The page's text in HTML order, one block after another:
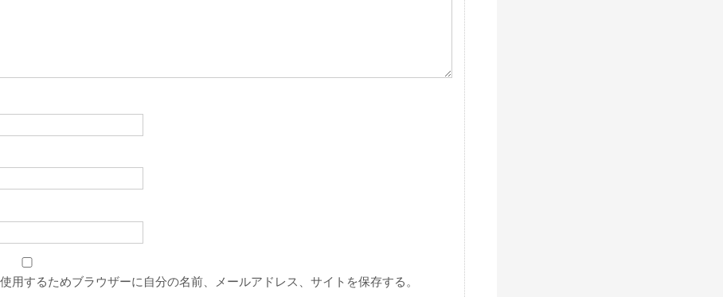
用するためブラウザーに自分の名前、メールアドレス、サイトを保存する。